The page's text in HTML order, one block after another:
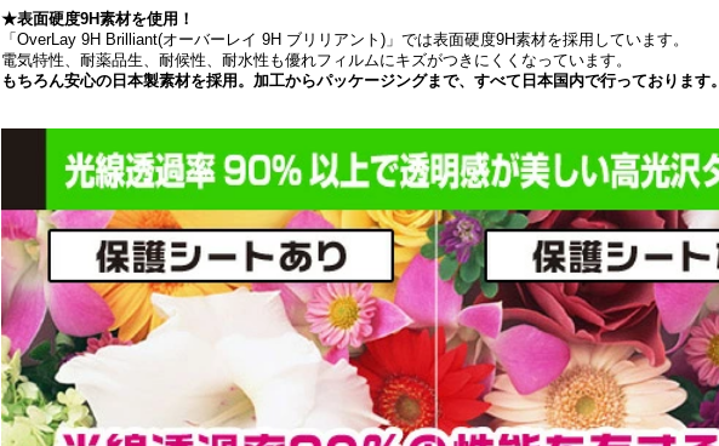
★表面硬度9H素材を使用！
「OverLay 9H Brilliant(オーバーレイ 9H ブリリアント)」では表面硬度9H素材を採用しています。
電気特性、耐薬品生、耐候性、耐水性も優れフィルムにキズがつきにくくなっています。
もちろん安心の日本製素材を採用。加工からパッケージングまで、すべて日本国内で行っております。